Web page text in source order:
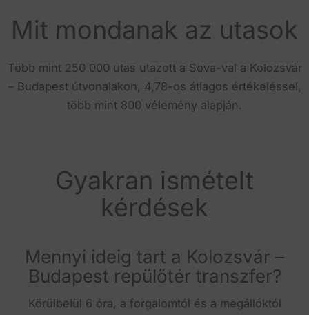
Mit mondanak az utasok
Több mint 250 000 utas utazott a Sova-val a Kolozsvár
– Budapest útvonalakon, 4,78-os átlagos értékeléssel,
több mint 800 vélemény alapján.
Gyakran ismételt
kérdések
Mennyi ideig tart a Kolozsvár –
Budapest repülőtér transzfer?
Körülbelül 6 óra, a forgalomtól és a megállóktól